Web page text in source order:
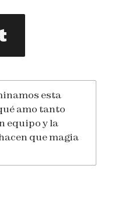
esta
amo tanto
equipo y la
que magia